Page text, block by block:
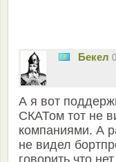
Бекел
А я вот
СКАТом тот не
компаниями. А
не видел